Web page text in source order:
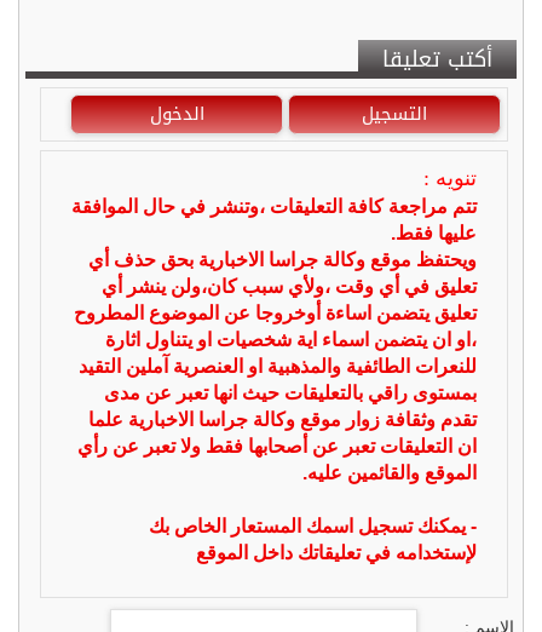
أكتب تعليقا
التسجيل الدخول
تنويه :
تتم مراجعة كافة التعليقات ،وتنشر في حال الموافقة
عليها فقط.
ويحتفظ موقع وكالة جراسا الاخبارية بحق حذف أي
تعليق في أي وقت ،ولأي سبب كان،ولن ينشر أي
تعليق يتضمن اساءة أوخروجا عن الموضوع المطروح
،او ان يتضمن اسماء اية شخصيات او يتناول اثارة
للنعرات الطائفية والمذهبية او العنصرية آملين التقيد
بمستوى راقي بالتعليقات حيث انها تعبر عن مدى
تقدم وثقافة زوار موقع وكالة جراسا الاخبارية علما
ان التعليقات تعبر عن أصحابها فقط ولا تعبر عن رأي
الموقع والقائمين عليه.
- يمكنك تسجيل اسمك المستعار الخاص بك
لإستخدامه في تعليقاتك داخل الموقع
الاسم :